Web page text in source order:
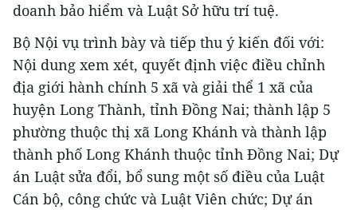
doanh bảo hiểm và Luật Sở hữu trí tuệ.
Bộ Nội vụ trình bày và tiếp thu ý kiến đối với:
Nội dung xem xét, quyết định việc điều chỉnh
địa giới hành chính 5 xã và giải thể 1 xã của
huyện Long Thành, tỉnh Đồng Nai; thành lập 5
phường thuộc thị xã Long Khánh và thành lập
thành phố Long Khánh thuộc tỉnh Đồng Nai; Dự
án Luật sửa đổi, bổ sung một số điều của Luật
Cán bộ, công chức và Luật Viên chức; Dự án